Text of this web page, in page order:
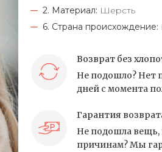
2. Материал: Шерсть
6. Страна происхождение:
Возврат без
Не подошло? Нет
дней с момента
Гарантия
Не подошла вещь,
причинам? Мы